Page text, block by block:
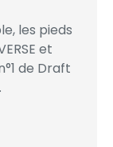
les pieds
et
de Draft